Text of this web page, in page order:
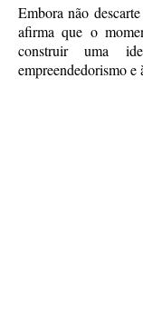
Embora não
afirma que o
construir uma
empreendedorismo